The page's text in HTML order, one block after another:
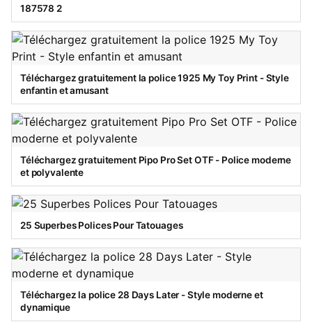
187578 2
Téléchargez gratuitement la police 1925 My Toy Print - Style
enfantin et amusant
Téléchargez gratuitement Pipo Pro Set OTF - Police moderne
et polyvalente
25 Superbes Polices Pour Tatouages
Téléchargez la police 28 Days Later - Style moderne et
dynamique